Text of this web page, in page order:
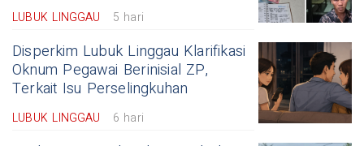
LUBUK LINGGAU 5 hari
Disperkim Lubuk Linggau Klarifikasi
Oknum Pegawai Berinisial ZP,
Terkait Isu Perselingkuhan
LUBUK LINGGAU 6 hari